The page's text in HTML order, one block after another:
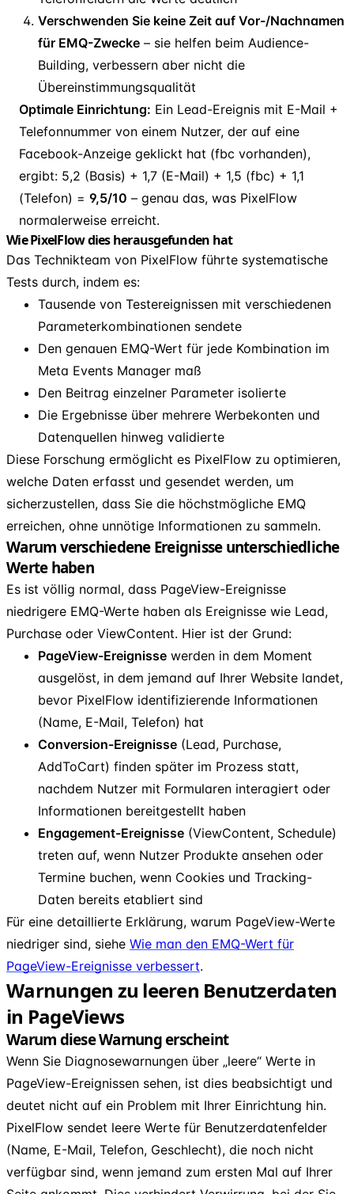
Verschwenden Sie keine Zeit auf Vor-/Nachnamen
für EMQ-Zwecke – sie helfen beim Audience-
Building, verbessern aber nicht die
Übereinstimmungsqualität
Optimale Einrichtung: Ein Lead-Ereignis mit E-Mail +
Telefonnummer von einem Nutzer, der auf eine
Facebook-Anzeige geklickt hat (fbc vorhanden),
ergibt: 5,2 (Basis) + 1,7 (E-Mail) + 1,5 (fbc) + 1,1
(Telefon) = 9,5/10 – genau das, was PixelFlow
normalerweise erreicht.
Wie PixelFlow dies herausgefunden hat
Das Technikteam von PixelFlow führte systematische
Tests durch, indem es:
Tausende von Testereignissen mit verschiedenen
Parameterkombinationen sendete
Den genauen EMQ-Wert für jede Kombination im
Meta Events Manager maß
Den Beitrag einzelner Parameter isolierte
Die Ergebnisse über mehrere Werbekonten und
Datenquellen hinweg validierte
Diese Forschung ermöglicht es PixelFlow zu optimieren,
welche Daten erfasst und gesendet werden, um
sicherzustellen, dass Sie die höchstmögliche EMQ
erreichen, ohne unnötige Informationen zu sammeln.
Warum verschiedene Ereignisse unterschiedliche
Werte haben
Es ist völlig normal, dass PageView-Ereignisse
niedrigere EMQ-Werte haben als Ereignisse wie Lead,
Purchase oder ViewContent. Hier ist der Grund:
PageView-Ereignisse werden in dem Moment
ausgelöst, in dem jemand auf Ihrer Website landet,
bevor PixelFlow identifizierende Informationen
(Name, E-Mail, Telefon) hat
Conversion-Ereignisse (Lead, Purchase,
AddToCart) finden später im Prozess statt,
nachdem Nutzer mit Formularen interagiert oder
Informationen bereitgestellt haben
Engagement-Ereignisse (ViewContent, Schedule)
treten auf, wenn Nutzer Produkte ansehen oder
Termine buchen, wenn Cookies und Tracking-
Daten bereits etabliert sind
Für eine detaillierte Erklärung, warum PageView-Werte
niedriger sind, siehe Wie man den EMQ-Wert für
PageView-Ereignisse verbessert.
Warnungen zu leeren Benutzerdaten
in PageViews
Warum diese Warnung erscheint
Wenn Sie Diagnosewarnungen über „leere“ Werte in
PageView-Ereignissen sehen, ist dies beabsichtigt und
deutet nicht auf ein Problem mit Ihrer Einrichtung hin.
PixelFlow sendet leere Werte für Benutzerdatenfelder
(Name, E-Mail, Telefon, Geschlecht), die noch nicht
verfügbar sind, wenn jemand zum ersten Mal auf Ihrer